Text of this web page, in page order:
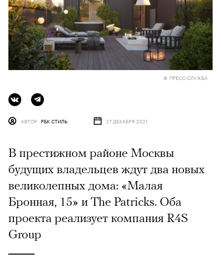
© ПРЕСС-СЛУЖБА
АВТОР РБК СТИЛЬ 27 ДЕКАБРЯ 2021
В престижном районе Москвы
будущих владельцев ждут два новых
великолепных дома: «Малая
Бронная, 15» и The Patricks. Оба
проекта реализует компания R4S
Group